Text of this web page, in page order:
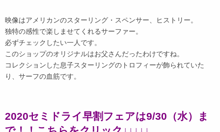
映像はアメリカンのスターリング・スペンサー、ヒストリー。
独特の感性で楽しませてくれるサーファー。
必ずチェックしたい一人です。
このショップのオリジナルはお父さんだったわけですね。
コレクションした息子スターリングのトロフィーが飾られていた
り、サーフの血筋です。
2020セミドライ早割フェアは9/30（水）ま